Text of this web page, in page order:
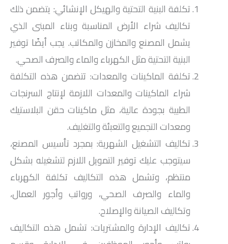
تكلفة البنية التحتية والهيكل الإنشائي: يتضمن ذلك
تكاليف شراء الأرض المناسبة وبناء المبنى الذي
يشمل المصنع والمخازن والمكاتب. يجب أيضًا توفير
البنية التحتية مثل الكهرباء والماء والصرف الصحي.
تكلفة الماكينات والمعدات: تتضمن هذه التكلفة
شراء الماكينات والمعدات اللازمة لإنتاج السرنجات
الطبية بجودة عالية، مثل ماكينات حقن البلاستيك
ومعدات التجميع والتعبئة والتغليف.
تكاليف التشغيل الشهرية: بمجرد تأسيس المصنع،
سيتوجب عليك توفير التمويل اللازم لتشغيله بشكل
منتظم، وتشمل هذه التكاليف تكلفة الكهرباء
والماء والصرف الصحي، ورواتب وأجور العمال،
وتكاليف الصيانة والإصلاح.
تكاليف الإدارة والمشتريات: تشمل هذه التكاليف